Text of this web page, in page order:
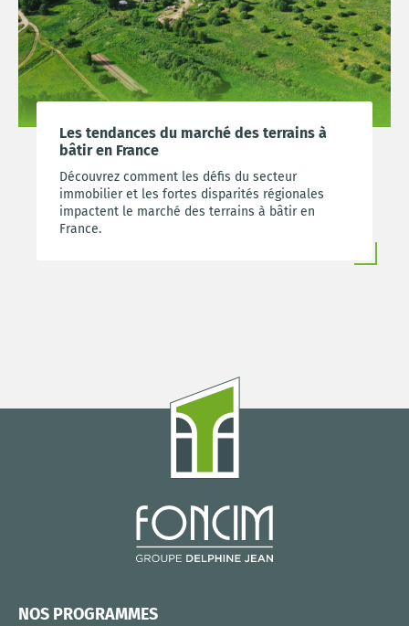
Les tendances du marché des terrains à
bâtir en France
Découvrez comment les défis du secteur
immobilier et les fortes disparités régionales
impactent le marché des terrains à bâtir en
France.
NOS PROGRAMMES